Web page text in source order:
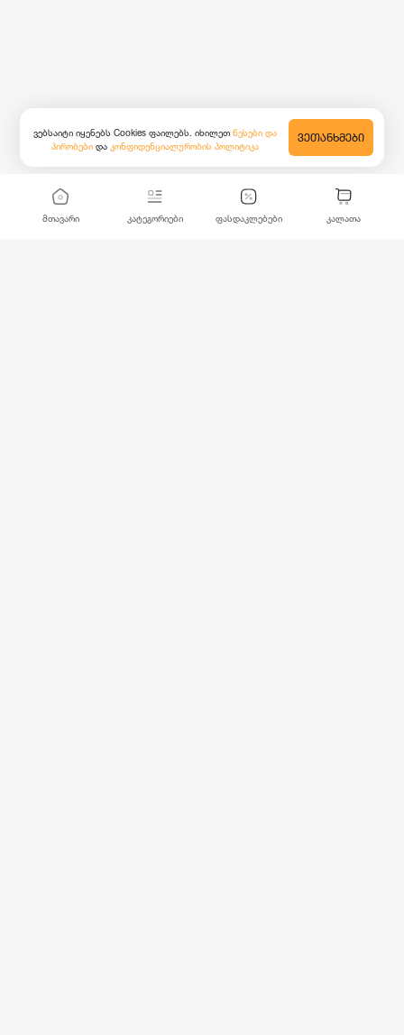
მთავარი კატეგორიები ფასდაკლებები კალათა
ვებსაიტი იყენებს Cookies ფაილებს. იხილეთ წესები და
პირობები და კონფიდენციალურობის პოლიტიკა
ᲕᲔᲗᲐᲜᲮᲛᲔᲑᲘ